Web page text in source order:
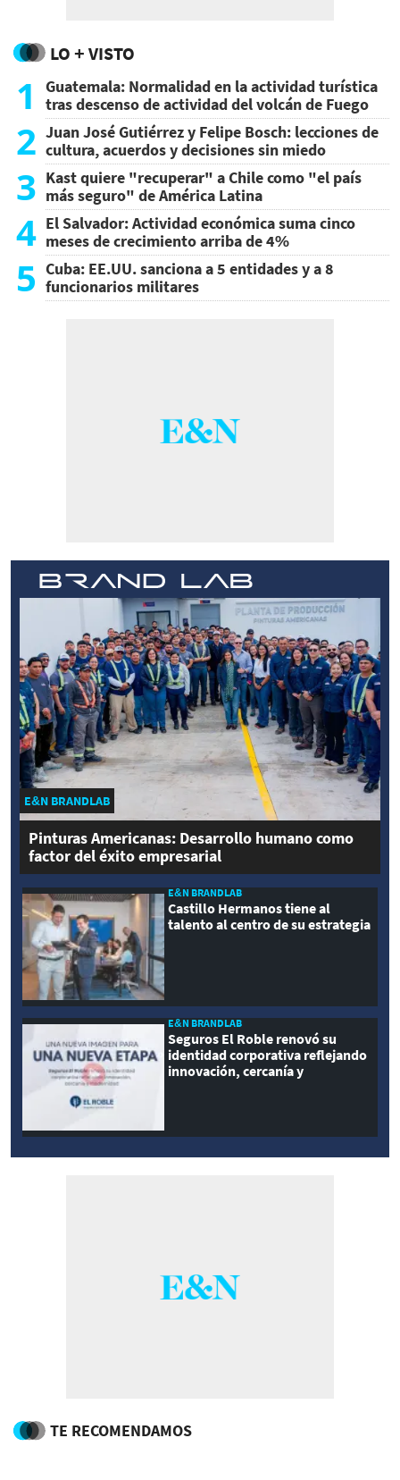
LO + VISTO
1
Guatemala: Normalidad en la actividad turística
tras descenso de actividad del volcán de Fuego
2 Juan José Gutiérrez y Felipe Bosch: lecciones de
cultura, acuerdos y decisiones sin miedo
3 Kast quiere "recuperar" a Chile como "el país
más seguro" de América Latina
4 El Salvador: Actividad económica suma cinco
meses de crecimiento arriba de 4%
5 Cuba: EE.UU. sanciona a 5 entidades y a 8
funcionarios militares
E&N BRANDLAB
Pinturas Americanas: Desarrollo humano como
factor del éxito empresarial
E&N BRANDLAB
Castillo Hermanos tiene al
talento al centro de su estrategia
E&N BRANDLAB
Seguros El Roble renovó su
identidad corporativa reflejando
innovación, cercanía y
TE RECOMENDAMOS